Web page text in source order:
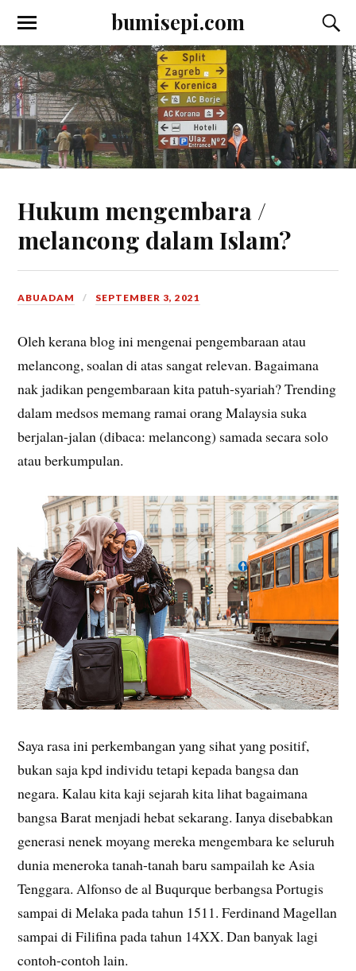
bumisepi.com
Hukum mengembara /
melancong dalam Islam?
ABUADAM SEPTEMBER 3, 2021
Oleh kerana blog ini mengenai pengembaraan atau
melancong, soalan di atas sangat relevan. Bagaimana
nak jadikan pengembaraan kita patuh-syariah? Trending
dalam medsos memang ramai orang Malaysia suka
berjalan-jalan (dibaca: melancong) samada secara solo
atau berkumpulan.
Saya rasa ini perkembangan yang sihat yang positif,
bukan saja kpd individu tetapi kepada bangsa dan
negara. Kalau kita kaji sejarah kita lihat bagaimana
bangsa Barat menjadi hebat sekarang. Ianya disebabkan
generasi nenek moyang mereka mengembara ke seluruh
dunia meneroka tanah-tanah baru sampailah ke Asia
Tenggara. Alfonso de al Buqurque berbangsa Portugis
sampai di Melaka pada tahun 1511. Ferdinand Magellan
sampai di Filifina pada tahun 14XX. Dan banyak lagi
contoh-contoh lain.